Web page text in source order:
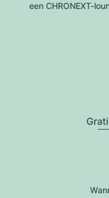
een CHRONEXT-